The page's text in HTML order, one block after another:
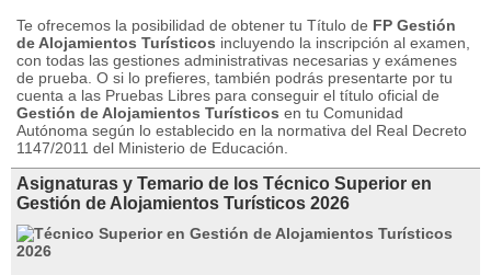
Te ofrecemos la posibilidad de obtener tu Título de FP Gestión
de Alojamientos Turísticos incluyendo la inscripción al examen,
con todas las gestiones administrativas necesarias y exámenes
de prueba. O si lo prefieres, también podrás presentarte por tu
cuenta a las Pruebas Libres para conseguir el título oficial de
Gestión de Alojamientos Turísticos en tu Comunidad
Autónoma según lo establecido en la normativa del Real Decreto
1147/2011 del Ministerio de Educación.
Asignaturas y Temario de los Técnico Superior en
Gestión de Alojamientos Turísticos 2026